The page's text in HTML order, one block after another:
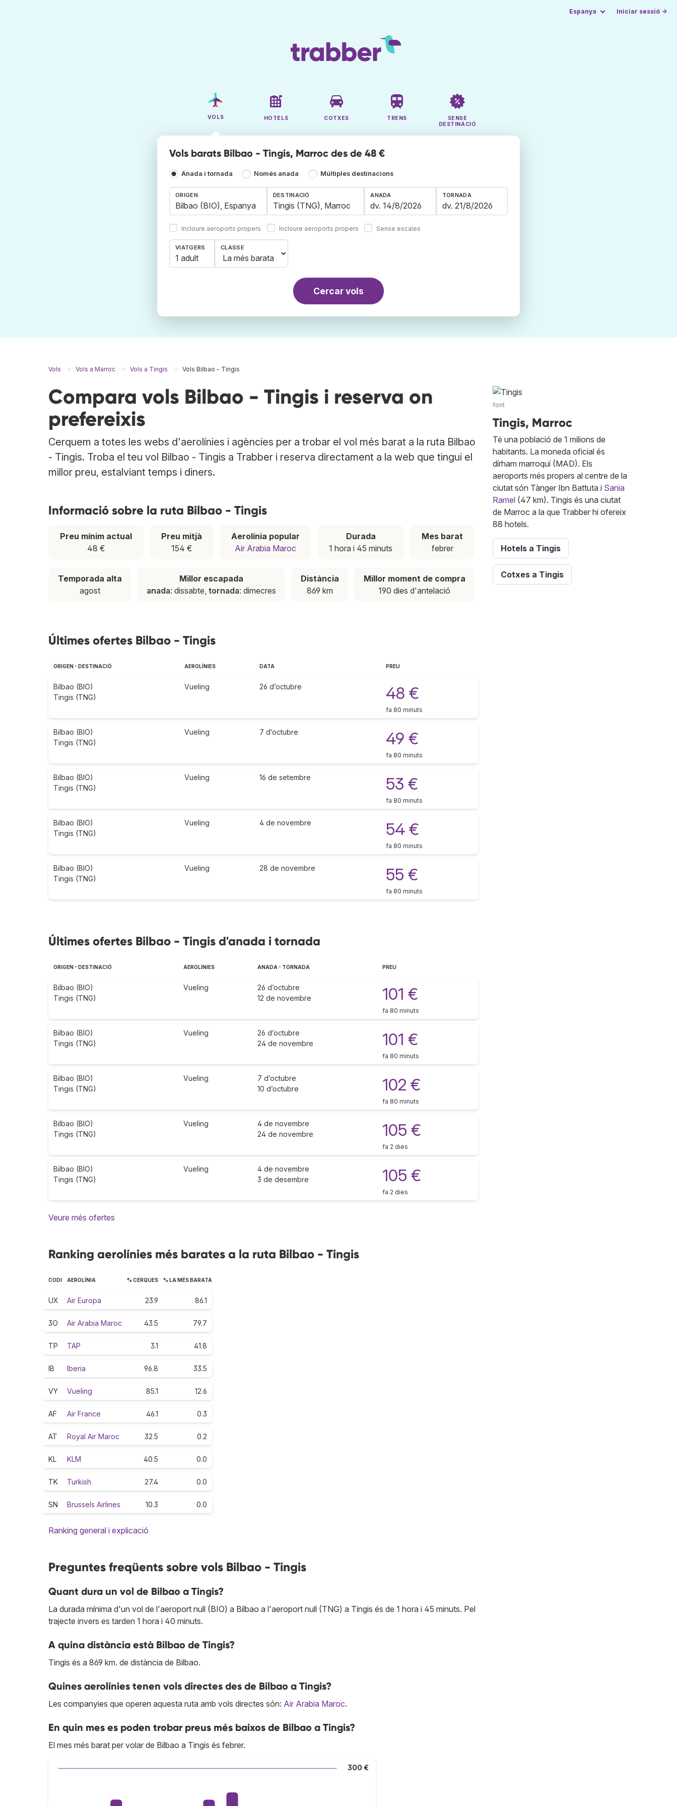
Espanya Iniciar sessió →
VOLS HOTELS COTXES TRENS
SENSE
DESTINACIÓ
Vols barats Bilbao - Tingis, Marroc des de 48 €
Anada i tornada Només anada Múltiples destinacions
ORIGEN
Incloure aeroports propers
DESTINACIÓ
Incloure aeroports propers
ANADA TORNADA
Sense escales
VIATGERS
1 adult
CLASSE
Cercar vols
Vols Vols a Marroc Vols a Tingis Vols Bilbao - Tingis
Compara vols Bilbao - Tingis i reserva on
prefereixis
Cerquem a totes les webs d'aerolínies i agències per a trobar el vol més barat a la ruta Bilbao
- Tingis. Troba el teu vol Bilbao - Tingis a Trabber i reserva directament a la web que tingui el
millor preu, estalviant temps i diners.
Informació sobre la ruta Bilbao - Tingis
Preu mínim actual
48 €
Preu mitjà
154 €
Aerolínia popular
Air Arabia Maroc
Durada
1 hora i 45 minuts
Mes barat
febrer
Temporada alta
agost
Millor escapada
anada: dissabte, tornada: dimecres
Distància
869 km
Millor moment de compra
190 dies d'antelació
Últimes ofertes Bilbao - Tingis
ORIGEN - DESTINACIÓ AEROLÍNIES DATA PREU
Bilbao (BIO)
Tingis (TNG)
Vueling 26 d’octubre 48 €
fa 80 minuts
Bilbao (BIO)
Tingis (TNG)
Vueling 7 d’octubre 49 €
fa 80 minuts
Bilbao (BIO)
Tingis (TNG)
Vueling 16 de setembre 53 €
fa 80 minuts
Bilbao (BIO)
Tingis (TNG)
Vueling 4 de novembre 54 €
fa 80 minuts
Bilbao (BIO)
Tingis (TNG)
Vueling 28 de novembre 55 €
fa 80 minuts
Últimes ofertes Bilbao - Tingis d'anada i tornada
ORIGEN - DESTINACIÓ AEROLÍNIES ANADA - TORNADA PREU
Bilbao (BIO)
Tingis (TNG)
Vueling
26 d’octubre
12 de novembre
101 €
fa 80 minuts
Bilbao (BIO)
Tingis (TNG)
Vueling
26 d’octubre
24 de novembre
101 €
fa 80 minuts
Bilbao (BIO)
Tingis (TNG)
Vueling
7 d’octubre
10 d’octubre
102 €
fa 80 minuts
Bilbao (BIO)
Tingis (TNG)
Vueling
4 de novembre
24 de novembre
105 €
fa 2 dies
Bilbao (BIO)
Tingis (TNG)
Vueling
4 de novembre
3 de desembre
105 €
fa 2 dies
Veure més ofertes
Ranking aerolínies més barates a la ruta Bilbao - Tingis
CODI AEROLÍNIA % CERQUES % LA MÉS BARATA
UX Air Europa 23.9 86.1
3O Air Arabia Maroc 43.5 79.7
TP TAP 3.1 41.8
IB Iberia 96.8 33.5
VY Vueling 85.1 12.6
AF Air France 46.1 0.3
AT Royal Air Maroc 32.5 0.2
KL KLM 40.5 0.0
TK Turkish 27.4 0.0
SN Brussels Airlines 10.3 0.0
Ranking general i explicació
Preguntes freqüents sobre vols Bilbao - Tingis
Quant dura un vol de Bilbao a Tingis?
La durada mínima d'un vol de l'aeroport null (BIO) a Bilbao a l'aeroport null (TNG) a Tingis és de 1 hora i 45 minuts. Pel
trajecte invers es tarden 1 hora i 40 minuts.
A quina distància està Bilbao de Tingis?
Tingis és a 869 km. de distància de Bilbao.
Quines aerolínies tenen vols directes des de Bilbao a Tingis?
Les companyies que operen aquesta ruta amb vols directes són: Air Arabia Maroc.
En quin mes es poden trobar preus més baixos de Bilbao a Tingis?
El mes més barat per volar de Bilbao a Tingis és febrer.
300 €
font
Tingis, Marroc
Té una població de 1 milions de
habitants. La moneda oficial és
dírham marroquí (MAD). Els
aeroports més propers al centre de la
ciutat són Tànger Ibn Battuta i Sania
Ramel (47 km). Tingis és una ciutat
de Marroc a la que Trabber hi ofereix
88 hotels.
Hotels a Tingis
Cotxes a Tingis